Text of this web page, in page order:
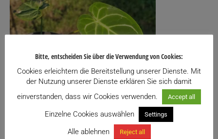
Anthurium crystallinum
Bitte, entscheiden Sie über die Verwendung von Cookies:
Cookies erleichtern die Bereitstellung unserer Dienste. Mit
der Nutzung unserer Dienste erklären Sie sich damit
einverstanden, dass wir Cookies verwenden.
Accept all
Einzelne Cookies auswählen Settings
Alle ablehnen Reject all